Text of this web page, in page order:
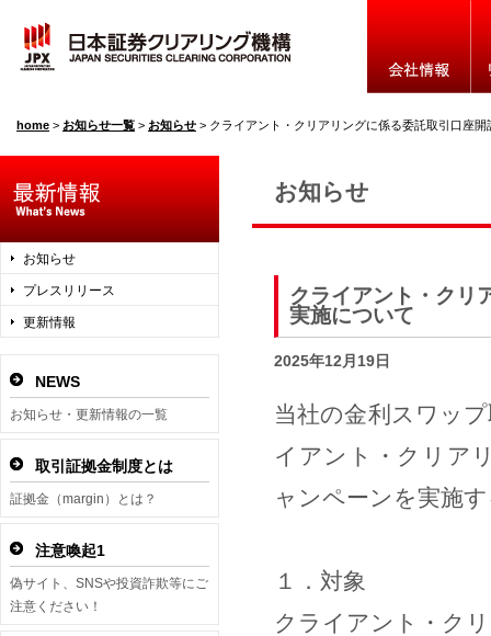
home > お知らせ一覧 > お知らせ > クライアント・クリアリングに係る委託取引口座開設手
お知らせ
クライアント・クリ
実施について
2025年12月19日
当社の金利スワッ
イアント・クリア
ャンペーンを実施
１．対象
クライアント・ク
お知らせ
プレスリリース
更新情報
NEWS
お知らせ・更新情報の一覧
取引証拠金制度とは
証拠金（margin）とは？
注意喚起1
偽サイト、SNSや投資詐欺等にご
注意ください！